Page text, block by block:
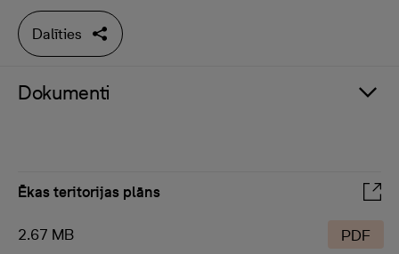
Dalīties
Dokumenti
Ēkas teritorijas plāns
2.67 MB PDF